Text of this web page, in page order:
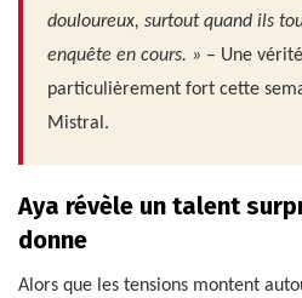
douloureux, surtout quand ils
enquête en cours. » – Une
particulièrement fort cette
Mistral.
Aya révèle un talent
donne
Alors que les tensions montent